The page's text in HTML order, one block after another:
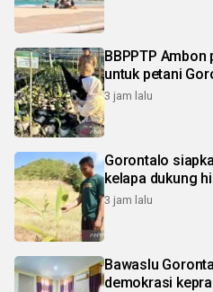
BBPPTP
untuk petani
3 jam lalu
Gorontalo
kelapa dukung
3 jam lalu
Bawaslu
demokrasi